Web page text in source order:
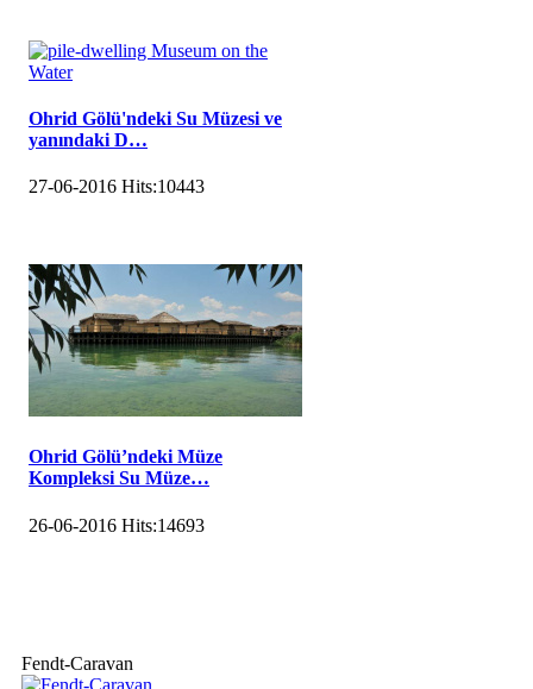
Ohrid Gölü'ndeki Su Müzesi ve
yanındaki D…
27-06-2016 Hits:10443
Ohrid Gölü’ndeki Müze
Kompleksi Su Müze…
26-06-2016 Hits:14693
Fendt-Caravan